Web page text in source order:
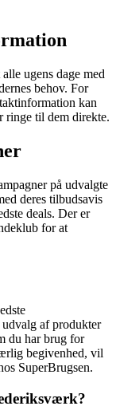
ugens dage med
behov. For
kan
ringe til dem direkte.
på udvalgte
deres tilbudsavis
deals. Der er
for at
af produkter
du har brug for
begivenhed, vil
SuperBrugsen.